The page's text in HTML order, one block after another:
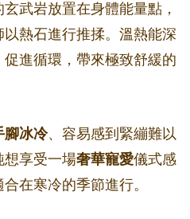
武岩放置在身體能量點，
以熱石進行推揉。溫熱能深
促進循環，帶來極致舒緩的
腳冰冷、容易感到緊繃難以
想享受一場奢華寵愛儀式感
在寒冷的季節進行。